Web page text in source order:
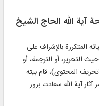
آية الله الحاج الشيخ
المتكررة بالإشراف على
التحرير، أو الترجمة، أو
تحريف المحتوى)، قام بيته
آية الله سعادت برور